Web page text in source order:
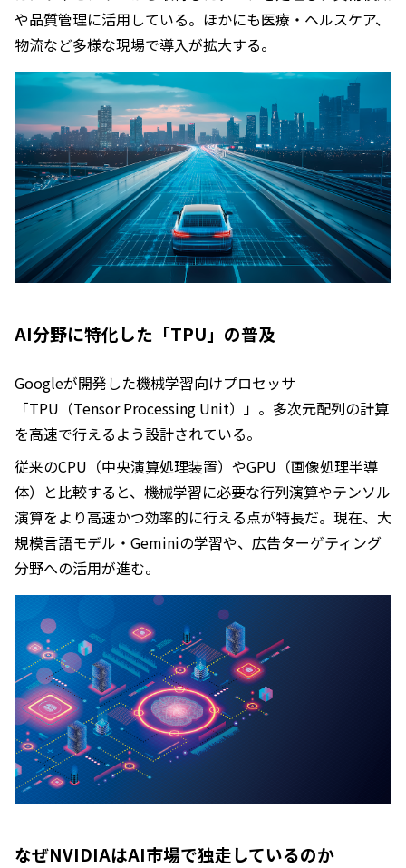
や品質管理に活用している。ほかにも医療・ヘルスケア、
物流など多様な現場で導入が拡大する。
AI分野に特化した「TPU」の普及
Googleが開発した機械学習向けプロセッサ
「TPU（Tensor Processing Unit）」。多次元配列の計算
を高速で行えるよう設計されている。
従来のCPU（中央演算処理装置）やGPU（画像処理半導
体）と比較すると、機械学習に必要な行列演算やテンソル
演算をより高速かつ効率的に行える点が特長だ。現在、大
規模言語モデル・Geminiの学習や、広告ターゲティング
分野への活用が進む。
なぜNVIDIAはAI市場で独走しているのか